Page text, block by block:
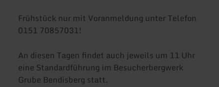
Frühstück nur mit Voranmeldung unter Telefon
0151 70857031!
An diesen Tagen findet auch jeweils um 11 Uhr
eine Standardführung im Besucherbergwerk
Grube Bendisberg statt.